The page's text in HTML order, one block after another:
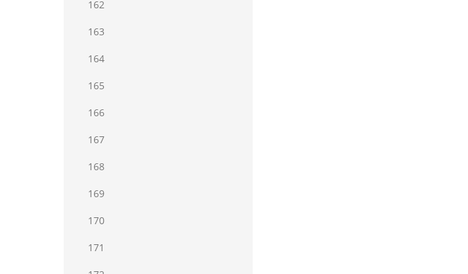
162
163
164
165
166
167
168
169
170
171